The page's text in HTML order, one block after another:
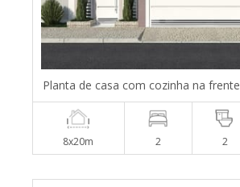
Planta de casa com cozinha na frente
8x20m 2 2